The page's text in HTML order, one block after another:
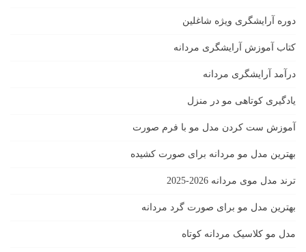
دوره آرایشگری ویژه شاغلین
کتاب آموزش آرایشگری مردانه
درآمد آرایشگری مردانه
یادگیری كوتاهى مو در منزل
آموزش ست كردن مدل مو با فرم صورت
بهترین مدل مو مردانه برای صورت کشیده
ترند مدل موی مردانه 2026-2025
بهترين مدل مو براى صورت گرد مردانه
مدل مو کلاسیک مردانه کوتاه